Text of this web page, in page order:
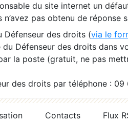
du site internet un
pas obtenu de réponse
Défenseur des droits (via le
Défenseur des droits dans
la poste (gratuit, ne pas
des droits par téléphone :
Contacts
Flux